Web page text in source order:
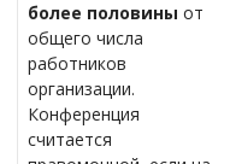
более половины от
общего числа
работников
организации.
Конференция
считается